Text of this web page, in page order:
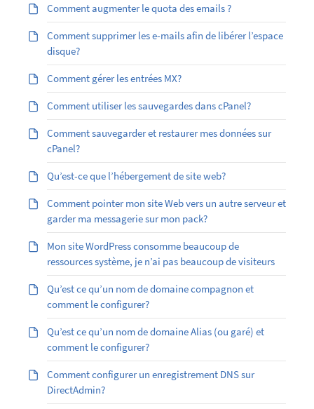
Comment augmenter le quota des emails ?
Comment supprimer les e-mails afin de libérer l’espace
disque?
Comment gérer les entrées MX?
Comment utiliser les sauvegardes dans cPanel?
Comment sauvegarder et restaurer mes données sur
cPanel?
Qu’est-ce que l’hébergement de site web?
Comment pointer mon site Web vers un autre serveur et
garder ma messagerie sur mon pack?
Mon site WordPress consomme beaucoup de
ressources système, je n’ai pas beaucoup de visiteurs
Qu’est ce qu’un nom de domaine compagnon et
comment le configurer?
Qu’est ­ce qu’un nom de domaine Alias (ou garé) et
comment le configurer?
Comment configurer un enregistrement DNS sur
DirectAdmin?